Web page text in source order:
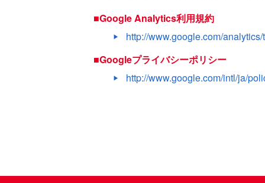
■Google Analytics利用規約
http://www.google.com/
■Googleプライバシーポリシー
http://www.google.com/intl/ja/